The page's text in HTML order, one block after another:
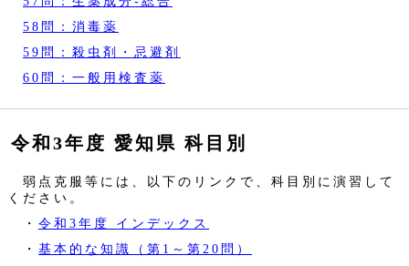
58問：消毒薬
59問：殺虫剤・忌避剤
60問：一般用検査薬
令和3年度 愛知県 科目別
弱点克服等には、以下のリンクで、科目別に演習して
ください。
・ 令和3年度 インデックス
・ 基本的な知識（第1～第20問）